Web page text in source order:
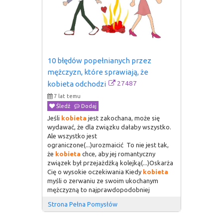
10 błędów popełnianych przez
mężczyzn, które sprawiają, że
kobieta odchodzi
27487
7 lat temu
Śledź
Dodaj
Jeśli kobieta jest zakochana, może się
wydawać, że dla związku dałaby wszystko.
Ale wszystko jest
ograniczone(...)urozmaicić To nie jest tak,
że kobieta chce, aby jej romantyczny
związek był przejażdżką kolejką(...)Oskarża
Cię o wysokie oczekiwania Kiedy kobieta
myśli o zerwaniu ze swoim ukochanym
mężczyzną to najprawdopodobniej
Strona Pełna Pomysłów